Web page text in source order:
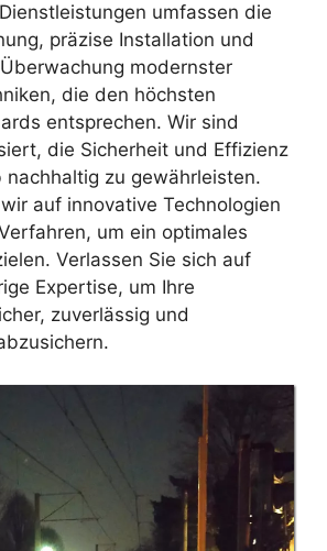
umfassen die
präzise Installation und
modernster
die den höchsten
entsprechen. Wir sind
die Sicherheit und Effizienz
nachhaltig zu gewährleisten.
auf innovative Technologien
um ein optimales
Verlassen Sie sich auf
Expertise, um Ihre
zuverlässig und